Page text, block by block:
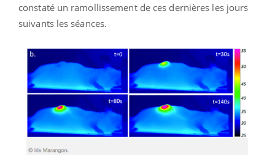
constaté un ramollissement de ces dernières les jours
suivants les séances.